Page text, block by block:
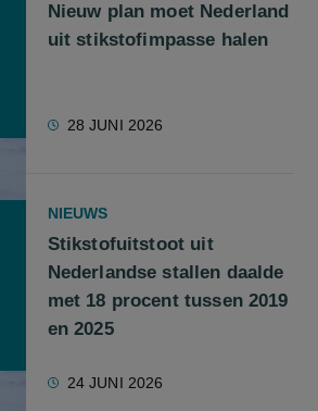
Nieuw plan moet Nederland
uit stikstofimpasse halen
28 JUNI 2026
NIEUWS
Stikstofuitstoot uit
Nederlandse stallen daalde
met 18 procent tussen 2019
en 2025
24 JUNI 2026